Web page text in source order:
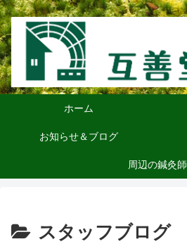
ホーム
お知らせ＆ブログ
周辺の鍼灸師
スタッフブログ